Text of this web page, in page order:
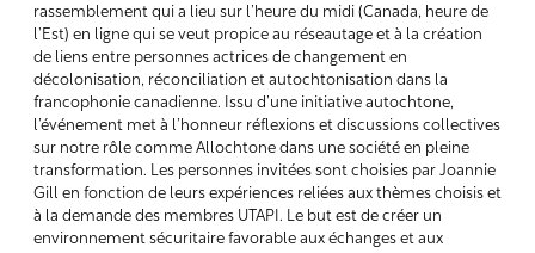
rassemblement qui a lieu sur l’heure du midi (Canada, heure de
l’Est) en ligne qui se veut propice au réseautage et à la création
de liens entre personnes actrices de changement en
décolonisation, réconciliation et autochtonisation dans la
francophonie canadienne. Issu d’une initiative autochtone,
l’événement met à l’honneur réflexions et discussions collectives
sur notre rôle comme Allochtone dans une société en pleine
transformation. Les personnes invitées sont choisies par Joannie
Gill en fonction de leurs expériences reliées aux thèmes choisis et
à la demande des membres UTAPI. Le but est de créer un
environnement sécuritaire favorable aux échanges et aux